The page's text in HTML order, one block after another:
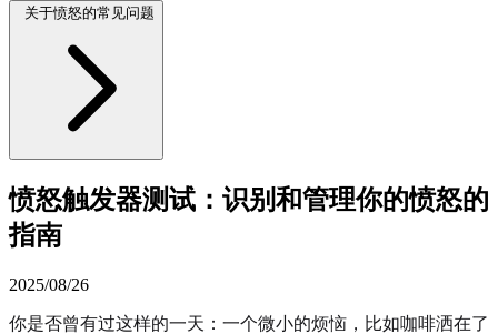
关于愤怒的常见问题
愤怒触发器测试：识别和管理你的愤怒的
指南
2025/08/26
你是否曾有过这样的一天：一个微小的烦恼，比如咖啡洒在了